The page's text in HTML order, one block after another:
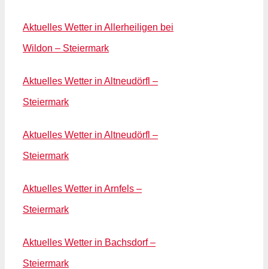
Aktuelles Wetter in Allerheiligen bei
Wildon – Steiermark
Aktuelles Wetter in Altneudörfl –
Steiermark
Aktuelles Wetter in Altneudörfl –
Steiermark
Aktuelles Wetter in Arnfels –
Steiermark
Aktuelles Wetter in Bachsdorf –
Steiermark